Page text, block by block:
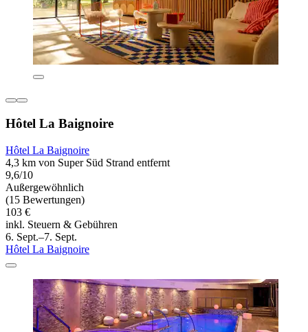
Hôtel La Baignoire
Hôtel La Baignoire
4,3 km von Super Süd Strand entfernt
9,6/10
Außergewöhnlich
(15 Bewertungen)
103 €
inkl. Steuern & Gebühren
6. Sept.–7. Sept.
Hôtel La Baignoire